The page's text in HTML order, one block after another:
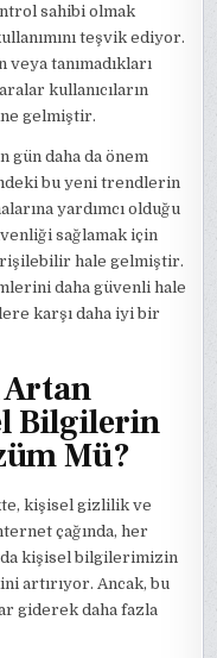
sahibi olmak
teşvik ediyor.
tanımadıkları
kullanıcıların
gelmiştir.
gün daha da önem
bu yeni trendlerin
yardımcı olduğu
sağlamak için
hale gelmiştir.
daha güvenli hale
karşı daha iyi bir
Artan
Bilgilerin
Mü?
kişisel gizlilik ve
çağında, her
da kişisel bilgilerimizin
artırıyor. Ancak, bu
giderek daha fazla